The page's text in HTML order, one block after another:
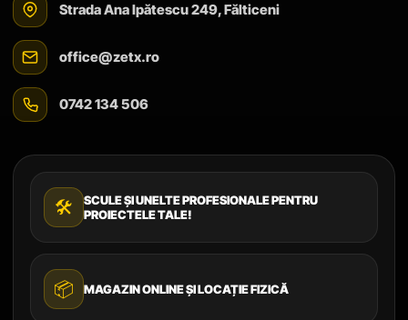
Strada Ana Ipătescu 249, Fălticeni
office@zetx.ro
0742 134 506
🛠️
SCULE ȘI UNELTE PROFESIONALE PENTRU
PROIECTELE TALE!
📦 MAGAZIN ONLINE ȘI LOCAȚIE FIZICĂ